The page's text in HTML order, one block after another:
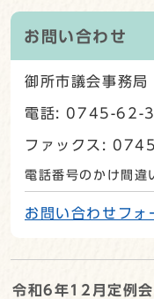
お問い合わせ
御所市議会事務局
電話: 0745-62-
ファックス:
電話番号のかけ間違
お問い合わせフォ
令和6年12月定例